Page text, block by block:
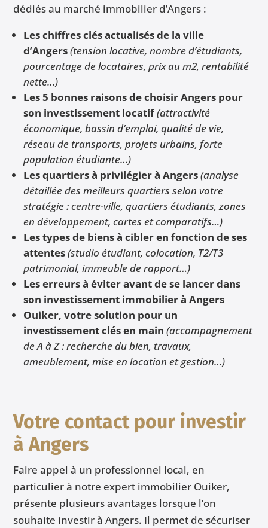
dédiés au marché immobilier d’Angers :
Les chiffres clés actualisés de la ville
d’Angers(tension locative, nombre d’étudiants,
pourcentage de locataires, prix au m2, rentabilité
nette…)
Les 5 bonnes raisons de choisir Angers pour
son investissement locatif(attractivité
économique, bassin d’emploi, qualité de vie,
réseau de transports, projets urbains, forte
population étudiante…)
Les quartiers à privilégier à Angers(analyse
détaillée des meilleurs quartiers selon votre
stratégie : centre-ville, quartiers étudiants, zones
en développement, cartes et comparatifs…)
Les types de biens à cibler en fonction de ses
attentes(studio étudiant, colocation, T2/T3
patrimonial, immeuble de rapport…)
Les erreurs à éviter avant de se lancer dans
son investissement immobilier à Angers
Ouiker, votre solution pour un
investissement clés en main (accompagnement
de A à Z : recherche du bien, travaux,
ameublement, mise en location et gestion…)
Votre contact pour investir
à Angers
Faire appel à un professionnel local, en
particulier à notre expert immobilier Ouiker,
présente plusieurs avantages lorsque l’on
souhaite investir à Angers. Il permet de sécuriser